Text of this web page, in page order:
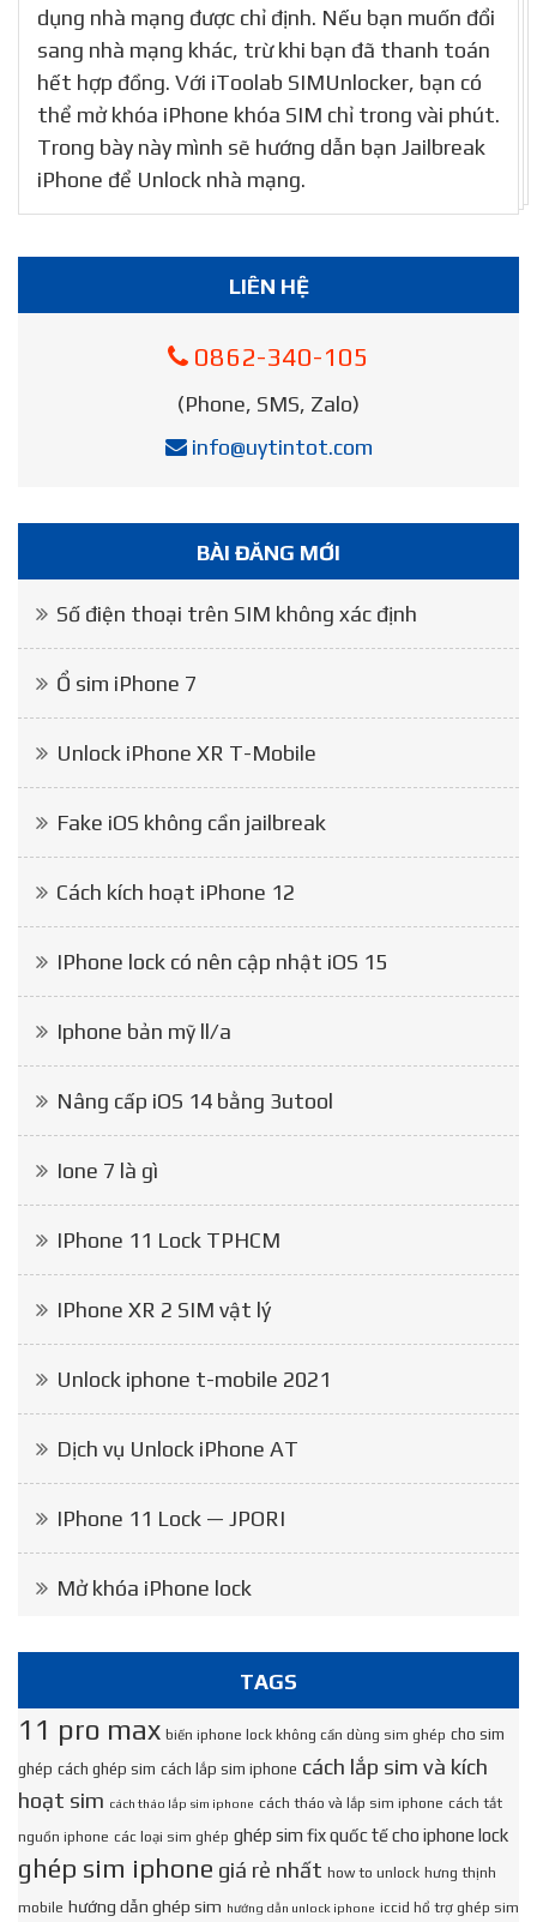
dụng nhà mạng được chỉ định. Nếu bạn muốn đổi
sang nhà mạng khác, trừ khi bạn đã thanh toán
hết hợp đồng. Với iToolab SIMUnlocker, bạn có
thể mở khóa iPhone khóa SIM chỉ trong vài phút.
Trong bày này mình sẽ hướng dẫn bạn Jailbreak
iPhone để Unlock nhà mạng.
LIÊN HỆ
0862-340-105
(Phone, SMS, Zalo)
info@uytintot.com
BÀI ĐĂNG MỚI
Số điện thoại trên SIM không xác định
Ổ sim iPhone 7
Unlock iPhone XR T-Mobile
Fake iOS không cần jailbreak
Cách kích hoạt iPhone 12
IPhone lock có nên cập nhật iOS 15
Iphone bản mỹ ll/a
Nâng cấp iOS 14 bằng 3utool
Ione 7 là gì
IPhone 11 Lock TPHCM
IPhone XR 2 SIM vật lý
Unlock iphone t-mobile 2021
Dịch vụ Unlock iPhone AT
IPhone 11 Lock — JPORI
Mở khóa iPhone lock
TAGS
11 pro max biến iphone lock không cần dùng sim ghép cho sim
ghép cách ghép sim cách lắp sim iphone cách lắp sim và kích
hoạt sim cách tháo lắp sim iphone cách tháo và lắp sim iphone cách tắt
nguồn iphone các loại sim ghép ghép sim fix quốc tế cho iphone lock
ghép sim iphone giá rẻ nhất how to unlock hưng thịnh
mobile hướng dẫn ghép sim hướng dẫn unlock iphone iccid hổ trợ ghép sim